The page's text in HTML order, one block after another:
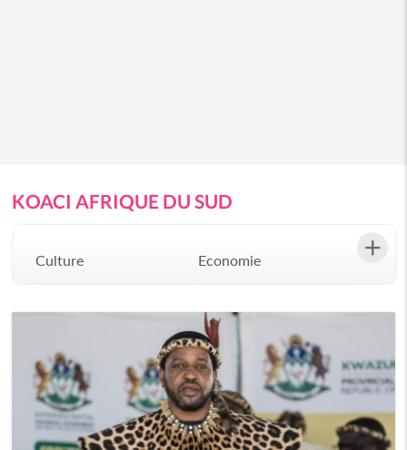
KOACI AFRIQUE DU SUD
Culture Economie
Justice Mode
Politique Santé
Science Société